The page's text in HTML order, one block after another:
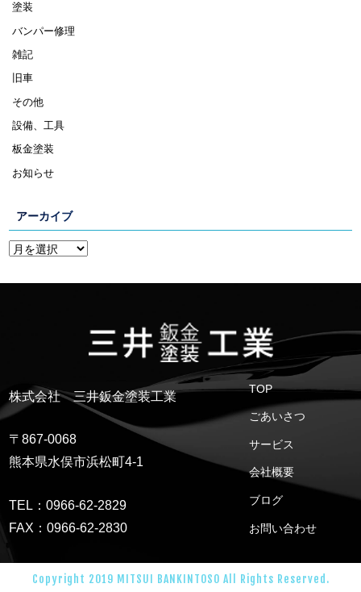
塗装
バンパー修理
雑記
旧車
その他
設備、工具
板金塗装
お知らせ
アーカイブ
株式会社 三井鈑金塗装工業
〒867-0068
熊本県水俣市浜松町4-1
TEL：0966-62-2829
FAX：0966-62-2830
TOP
ごあいさつ
サービス
会社概要
ブログ
お問い合わせ
Copyright 2019 MITSUI BANKINTOSO All Rights Reserved.